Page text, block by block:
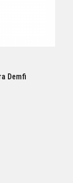
Demfi